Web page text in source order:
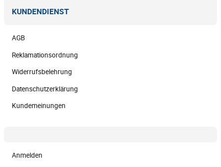
KUNDENDIENST
AGB
Reklamationsordnung
Widerrufsbelehrung
Datenschutzerklärung
Kundemeinungen
Anmelden